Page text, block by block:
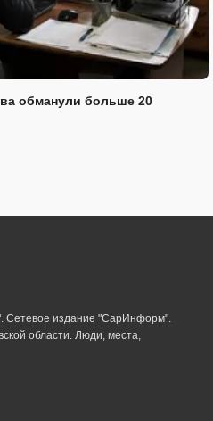
обманули больше 20
издание "СарИнформ".
области. Люди, места,